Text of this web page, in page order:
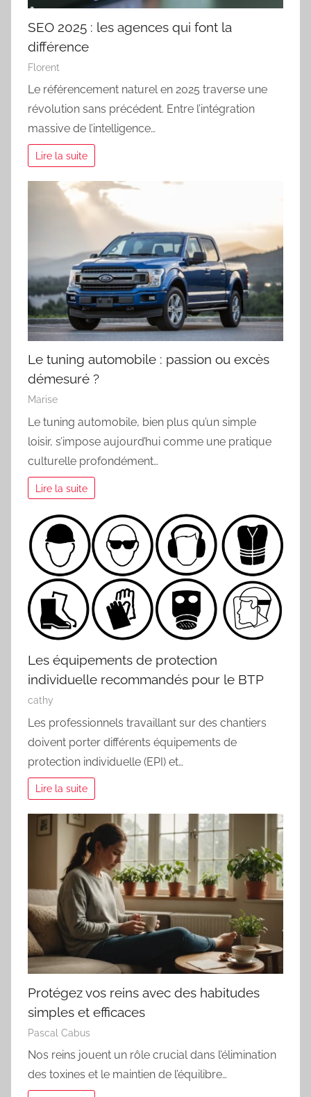
SEO 2025 : les agences qui font la
différence
Florent
Le référencement naturel en 2025 traverse une
révolution sans précédent. Entre l’intégration
massive de l’intelligence…
Lire la suite
Le tuning automobile : passion ou excès
démesuré ?
Marise
Le tuning automobile, bien plus qu’un simple
loisir, s’impose aujourd’hui comme une pratique
culturelle profondément…
Lire la suite
Les équipements de protection
individuelle recommandés pour le BTP
cathy
Les professionnels travaillant sur des chantiers
doivent porter différents équipements de
protection individuelle (EPI) et…
Lire la suite
Protégez vos reins avec des habitudes
simples et efficaces
Pascal Cabus
Nos reins jouent un rôle crucial dans l’élimination
des toxines et le maintien de l’équilibre…